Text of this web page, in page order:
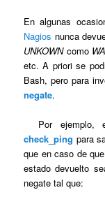
En algunas
Nagios nunca
UNKOWNcomo
etc. A priori se
Bash, pero para
negate.
Por
check_ping para
que en caso de
estado devuelto
negate tal que: